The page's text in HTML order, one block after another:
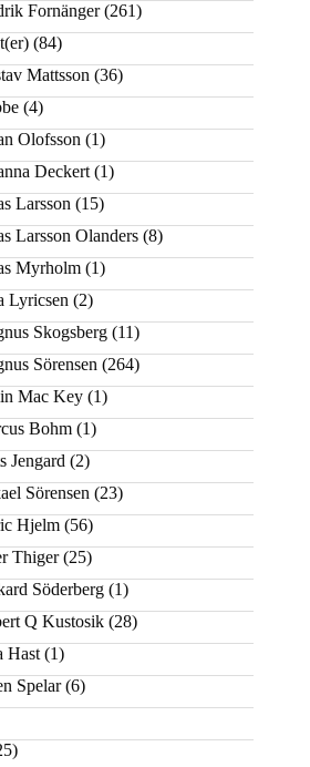
Fornänger(261)
(84)
Mattsson (36)
(4)
Olofsson (1)
Deckert (1)
Larsson (15)
Larsson Olanders (8)
Myrholm (1)
Lyricsen (2)
Skogsberg (11)
Sörensen (264)
Mac Key (1)
Bohm (1)
Jengard (2)
Sörensen (23)
Hjelm (56)
Thiger(25)
Söderberg (1)
Q Kustosik (28)
Hast (1)
Spelar(6)